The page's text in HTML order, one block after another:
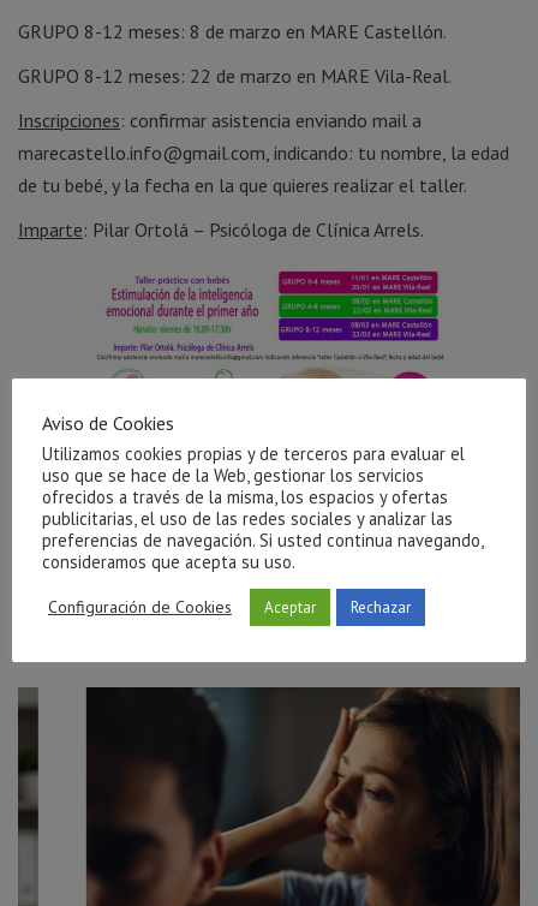
GRUPO 8-12 meses: 8 de marzo en MARE Castellón.
GRUPO 8-12 meses: 22 de marzo en MARE Vila-Real.
Inscripciones: confirmar asistencia enviando mail a
marecastello.info@gmail.com, indicando: tu nombre, la edad
de tu bebé, y la fecha en la que quieres realizar el taller.
Imparte: Pilar Ortolá – Psicóloga de Clínica Arrels.
Publicaciones Relacionadas
Aviso de Cookies
Utilizamos cookies propias y de terceros para evaluar el
uso que se hace de la Web, gestionar los servicios
ofrecidos a través de la misma, los espacios y ofertas
publicitarias, el uso de las redes sociales y analizar las
preferencias de navegación. Si usted continua navegando,
consideramos que acepta su uso.
Configuración de Cookies Aceptar Rechazar